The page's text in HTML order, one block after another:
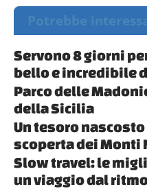
Potrebbe
Servono 8 giorni
bello e incredibile
Parco delle
della Sicilia
Un tesoro
scoperta dei Monti
Slow travel: le
un viaggio dal